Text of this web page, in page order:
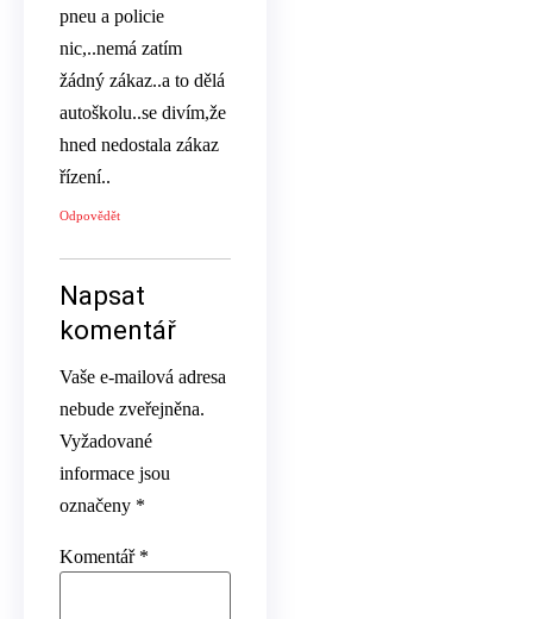
pneu a policie
nic,..nemá zatím
žádný zákaz..a to dělá
autoškolu..se divím,že
hned nedostala zákaz
řízení..
Odpovědět
Napsat
komentář
Vaše e-mailová adresa
nebude zveřejněna.
Vyžadované
informace jsou
označeny *
Komentář *